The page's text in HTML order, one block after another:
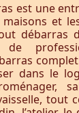
est une
et
débarras
dans le
tout